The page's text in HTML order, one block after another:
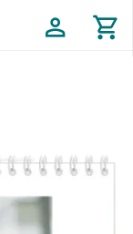
profile shopping_cart